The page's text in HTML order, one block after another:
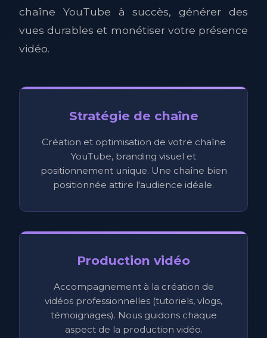
chaîne YouTube à succès, générer des
vues durables et monétiser votre présence
vidéo.
Stratégie de chaîne
Création et optimisation de votre chaîne
YouTube, branding visuel et
positionnement unique. Une chaîne bien
positionnée attire l'audience idéale.
Production vidéo
Accompagnement à la création de
vidéos professionnelles (tutoriels, vlogs,
témoignages). Nous guidons chaque
aspect de la production vidéo.